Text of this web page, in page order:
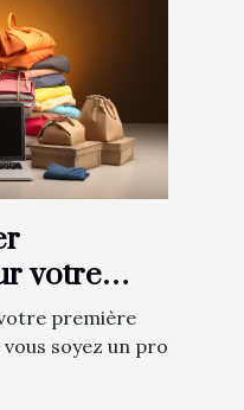
votre
? première
soyez un pro